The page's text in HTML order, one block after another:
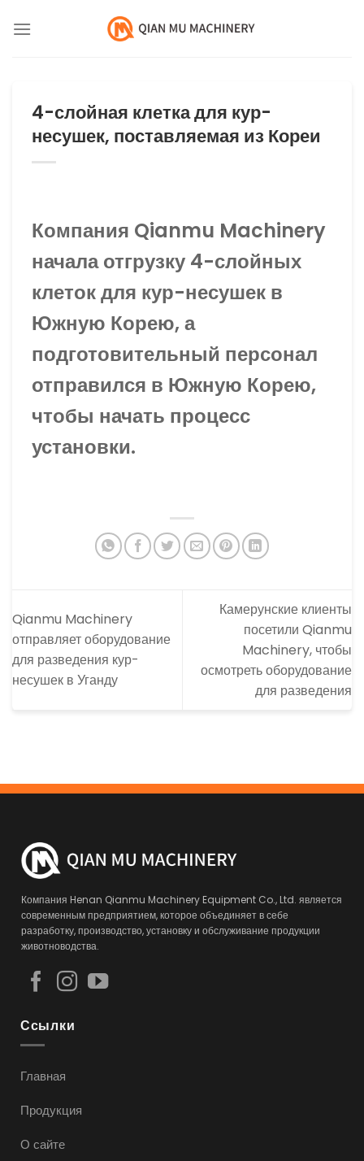
4-слойная клетка для кур-
несушек, поставляемая из Кореи
Компания Qianmu Machinery
начала отгрузку 4-слойных
клеток для кур-несушек в
Южную Корею, а
подготовительный персонал
отправился в Южную Корею,
чтобы начать процесс
установки.
Qianmu Machinery
отправляет оборудование
для разведения кур-
несушек в Уганду
Камерунские клиенты
посетили Qianmu
Machinery, чтобы
осмотреть оборудование
для разведения
Компания Henan Qianmu Machinery Equipment Co., Ltd. является
современным предприятием, которое объединяет в себе
разработку, производство, установку и обслуживание продукции
животноводства.
Ссылки
Главная
Продукция
О сайте